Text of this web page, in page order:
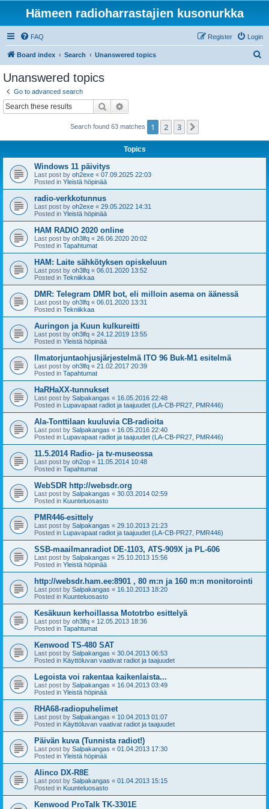
Hämeen radioharrastajien kusonurkka
FAQ Login
Register
Board index Search Unanswered topics
Unanswered topics
Go to advanced search
Search
Search found 63 matches 1 2 3
Topics
Windows 11 päivitys
Last post by oh2exe « 07.09.2025 22:03
Posted in Yleistä höpinää
radio-verkkotunnus
Last post by oh2exe « 29.05.2022 14:31
Posted in Yleistä höpinää
HAM RADIO 2020 online
Last post by oh3lfq « 26.06.2020 20:02
Posted in Tapahtumat
HAM: Laite sähkötyksen opiskeluun
Last post by oh3lfq « 06.01.2020 13:52
Posted in Tekniikkaa
DMR: Telegram DMR bot, eli milloin asema on äänessä
Last post by oh3lfq « 06.01.2020 13:31
Posted in Tekniikkaa
Auringon ja Kuun kulkureitti
Last post by oh3lfq « 24.12.2019 13:55
Posted in Yleistä höpinää
Ilmatorjuntaohjusjärjestelmä ITO 96 Buk-M1 esitelmä
Last post by oh3lfq « 21.02.2017 20:39
Posted in Tapahtumat
HaRHaXX-tunnukset
Last post by Salpakangas « 16.05.2016 22:48
Posted in Lupavapaat radiot ja taajuudet (LA-CB-PR27, PMR446)
Ala-Tonttilaan kuuluvia CB-radioita
Last post by Salpakangas « 16.05.2016 22:40
Posted in Lupavapaat radiot ja taajuudet (LA-CB-PR27, PMR446)
11.5.2014 Radio- ja tv-museossa
Last post by oh2op « 11.05.2014 10:48
Posted in Tapahtumat
WebSDR http://websdr.org
Last post by Salpakangas « 30.03.2014 02:59
Posted in Kuunteluosasto
PMR446-esittely
Last post by Salpakangas « 29.10.2013 21:23
Posted in Lupavapaat radiot ja taajuudet (LA-CB-PR27, PMR446)
SSB-maailmanradiot DE-1103, ATS-909X ja PL-606
Last post by Salpakangas « 25.10.2013 15:56
Posted in Yleistä höpinää
http://websdr.ham.ee:8901 , 80 m:n ja 160 m:n monitorointi
Last post by Salpakangas « 16.10.2013 18:20
Posted in Kuunteluosasto
Kesäkuun kerhoillassa Mototrbo esittelyä
Last post by oh3lfq « 12.05.2013 18:36
Posted in Tapahtumat
Kenwood TS-480 SAT
Last post by Salpakangas « 30.04.2013 06:53
Posted in Käyttöluvan vaativat radiot ja taajuudet
Legoista voi rakentaa kaikenlaista...
Last post by Salpakangas « 16.04.2013 03:49
Posted in Yleistä höpinää
RHA68-radiopuhelimet
Last post by Salpakangas « 10.04.2013 01:07
Posted in Käyttöluvan vaativat radiot ja taajuudet
Päivän kuva (Tunnista radiot!)
Last post by Salpakangas « 01.04.2013 17:30
Posted in Yleistä höpinää
Alinco DX-R8E
Last post by Salpakangas « 01.04.2013 15:15
Posted in Kuunteluosasto
Kenwood ProTalk TK-3301E